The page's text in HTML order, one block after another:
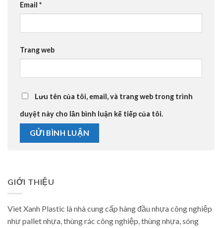
Email *
Trang web
Lưu tên của tôi, email, và trang web trong trình
duyệt này cho lần bình luận kế tiếp của tôi.
GIỚI THIỆU
Viet Xanh Plastic là nhà cung cấp hàng đầu nhựa công nghiệp
như pallet nhựa, thùng rác công nghiệp, thùng nhựa, sóng